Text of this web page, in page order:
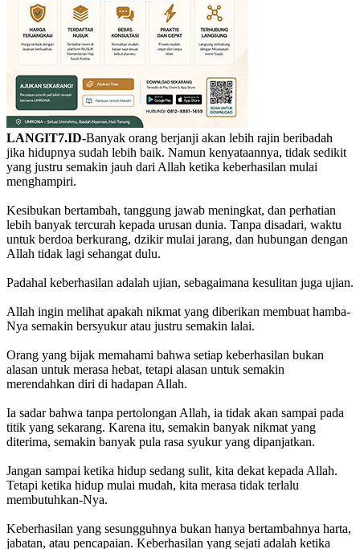
LANGIT7.ID-Banyak orang berjanji akan lebih rajin beribadah
jika hidupnya sudah lebih baik. Namun kenyataannya, tidak sedikit
yang justru semakin jauh dari Allah ketika keberhasilan mulai
menghampiri.
Kesibukan bertambah, tanggung jawab meningkat, dan perhatian
lebih banyak tercurah kepada urusan dunia. Tanpa disadari, waktu
untuk berdoa berkurang, dzikir mulai jarang, dan hubungan dengan
Allah tidak lagi sehangat dulu.
Padahal keberhasilan adalah ujian, sebagaimana kesulitan juga ujian.
Allah ingin melihat apakah nikmat yang diberikan membuat hamba-
Nya semakin bersyukur atau justru semakin lalai.
Orang yang bijak memahami bahwa setiap keberhasilan bukan
alasan untuk merasa hebat, tetapi alasan untuk semakin
merendahkan diri di hadapan Allah.
Ia sadar bahwa tanpa pertolongan Allah, ia tidak akan sampai pada
titik yang sekarang. Karena itu, semakin banyak nikmat yang
diterima, semakin banyak pula rasa syukur yang dipanjatkan.
Jangan sampai ketika hidup sedang sulit, kita dekat kepada Allah.
Tetapi ketika hidup mulai mudah, kita merasa tidak terlalu
membutuhkan-Nya.
Keberhasilan yang sesungguhnya bukan hanya bertambahnya harta,
jabatan, atau pencapaian. Keberhasilan yang sejati adalah ketika